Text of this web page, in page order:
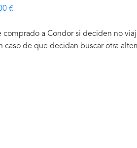
€
a Condor si deciden no
de que decidan buscar otra